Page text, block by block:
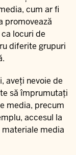
cum ar fi
promovează
locuri de
diferite grupuri
aveți nevoie de
să împrumutați
media, precum
accesul la
media